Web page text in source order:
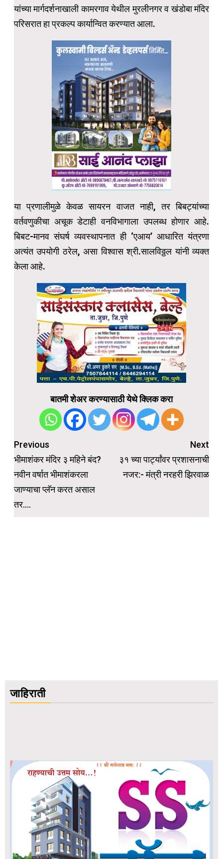
यांच्या मार्गदर्शनाखाली कामरगाव येथील मुरलीनगर व खंडोबा मंदिर
परिसरात हा प्रकल्प कार्यान्वित करण्यात आला.
या प्रणालीमुळे केवळ सायरन वाजत नाही, तर बिबट्यांच्या
वर्तवणुकीचा अचूक डेटाही वनविभागाला उपलब्ध होणार आहे.
बिबट-मानव संघर्ष व्यवस्थापनात ही ‘एआय’ आधारित यंत्रणा
अत्यंत उपयोगी ठरेल, असा विश्वास श्री.सालविठ्ठल यांनी व्यक्त
केला आहे.
बातमी शेअर करण्यासाठी येथे क्लिक करा
Post
navigation
Previous
भीमाशंकर मंदिर ३ महिने बंद?
नवीन वर्षात भीमाशंकरला
जाण्याचा प्लॅन करत असाल
तर….
Next
३१ च्या पार्ट्यांवर प्रशासनाची
नजर:- मंत्री नरहरी झिरवाळ
जाहिराती